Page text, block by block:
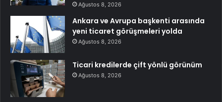
Ağustos 8, 2026
Ankara ve Avrupa başkenti arasında
yeni ticaret görüşmeleri yolda
Ağustos 8, 2026
Ticari kredilerde çift yönlü görünüm
Ağustos 8, 2026